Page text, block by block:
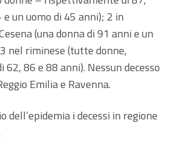
un uomo di 45 anni); 2 in
(una donna di 91 anni e un
nel riminese (tutte donne,
86 e 88 anni). Nessun decesso
Emilia e Ravenna.
dell’epidemia i decessi in regione